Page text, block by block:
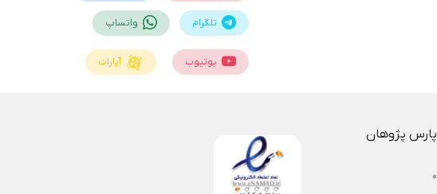
تلگرام واتساپ
یوتیوب آپارات
پژوهان